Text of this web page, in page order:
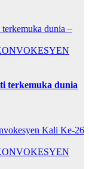
terkemuka dunia